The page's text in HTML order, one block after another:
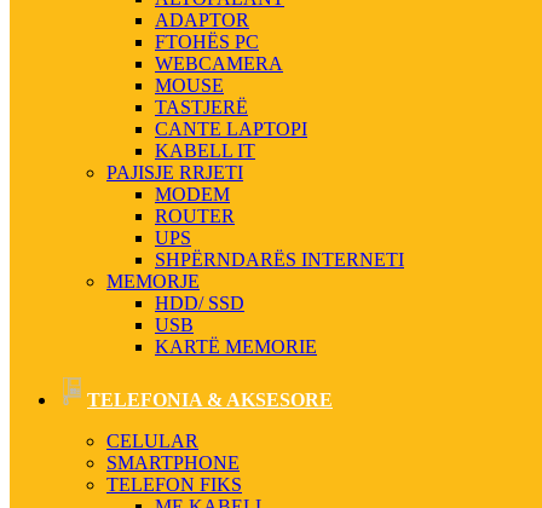
ADAPTOR
FTOHËS PC
WEBCAMERA
MOUSE
TASTJERË
CANTE LAPTOPI
KABELL IT
PAJISJE RRJETI
MODEM
ROUTER
UPS
SHPËRNDARËS INTERNETI
MEMORJE
HDD/ SSD
USB
KARTË MEMORIE
TELEFONIA & AKSESORE
CELULAR
SMARTPHONE
TELEFON FIKS